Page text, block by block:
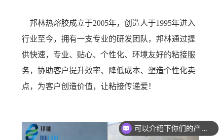
邦林热熔胶成立于2005年，创造人于1995年进入
行业至今，拥有一支专业的研发团队，邦林通过提
供快速，专业、贴心、个性化、环境友好的粘接服
务，协助客户提升效率、降低成本、塑造个性化卖
点，为客户创造价值，让粘接传递爱！
可以介绍下你们的产品么？